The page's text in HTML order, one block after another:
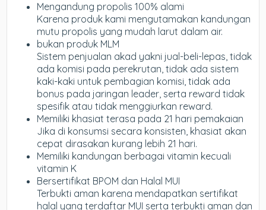
Mengandung propolis 100% alami
Karena produk kami mengutamakan kandungan
mutu propolis yang mudah larut dalam air.
bukan produk MLM
Sistem penjualan akad yakni jual-beli-lepas, tidak
ada komisi pada perekrutan, tidak ada sistem
kaki-kaki untuk pembagian komisi, tidak ada
bonus pada jaringan leader, serta reward tidak
spesifik atau tidak menggiurkan reward.
Memiliki khasiat terasa pada 21 hari pemakaian
Jika di konsumsi secara konsisten, khasiat akan
cepat dirasakan kurang lebih 21 hari.
Memiliki kandungan berbagai vitamin kecuali
vitamin K
Bersertifikat BPOM dan Halal MUI
Terbukti aman karena mendapatkan sertifikat
halal yang terdaftar MUI serta terbukti aman dan